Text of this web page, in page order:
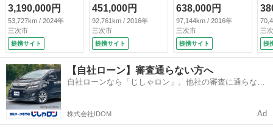
クプレイヤー接続
可 バックカメラ
衝突被害軽減システ
ム ＥＴＣ ドラレ
コ ＬＥＤヘッドラ
ンプ ワンオーナ
ー フルエアロ 記
録簿 （検9.2）
3,190,000円
53,727km / 2024年
三次市
提携サイト
ー接続可 衝突被害
軽減システム ＥＴ
Ｃ ワンオーナー
記録簿 アイドリン
グストップ （検
9.6）
451,000円
92,761km / 2016年
三次市
提携サイト
生 ミュージックプ
レイヤー接続可 バ
ックカメラ 衝突被
害軽減システム Ｅ
ＴＣ ワンオーナ
ー 記録簿 アイド
リングストップ
（検9.7）
638,000円
97,144km / 2016年
三次市
提携サイト
Ｅ
付
三
提
【自社ローン】審査通らない方へ
自社ローンなら「じしゃロン」。他社の審査に通らなか
株式会社IDOM Ad